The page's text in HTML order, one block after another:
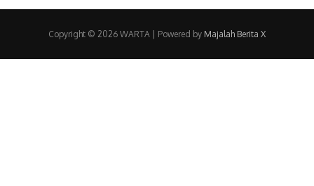
Copyright © 2026 WARTA | Powered by Majalah Berita X